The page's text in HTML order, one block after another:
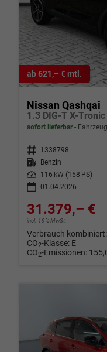
ab 621,– € mtl.
Nissan Qashqai
1.3 DIG-T X-
sofort lieferbar
Fahrzeugnr. 1338798
Kraftstoff Benzin
Leistung
116 kW (158 PS)
01.04.2026
31.379,– €
incl. 19% MwSt.
Verbrauch kombiniert:
CO2-Klasse: E
CO2-Emissionen: